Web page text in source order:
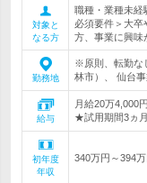
対象と
なる方
職種・業種未経
必須要件＞大
方、事業に興味
勤務地
※原則、転勤な
林市）、 仙台
給与
月給20万4,000
★試用期間3ヵ
初年度
年収
340万円～394万